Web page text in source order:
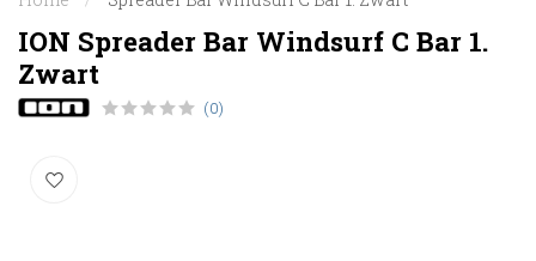
ION Spreader Bar Windsurf C Bar 1.
Zwart
(0)